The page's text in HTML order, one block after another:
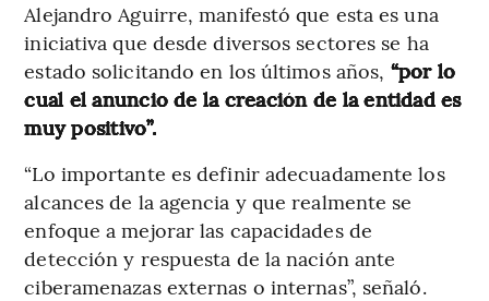
Alejandro Aguirre, manifestó que esta es una
iniciativa que desde diversos sectores se ha
estado solicitando en los últimos años, “por lo
cual el anuncio de la creación de la entidad es
muy positivo”.
“Lo importante es definir adecuadamente los
alcances de la agencia y que realmente se
enfoque a mejorar las capacidades de
detección y respuesta de la nación ante
ciberamenazas externas o internas”, señaló.